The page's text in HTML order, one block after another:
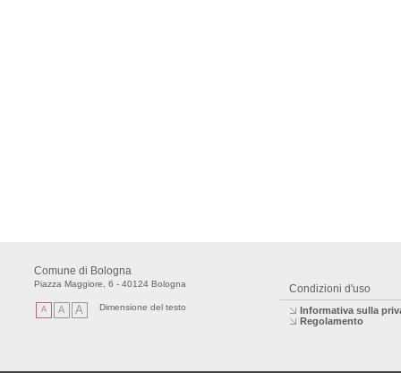
Comune di Bologna
Piazza Maggiore, 6 - 40124 Bologna
A A A Dimensione del testo
Condizioni d'uso
Informativa sulla
Regolamento